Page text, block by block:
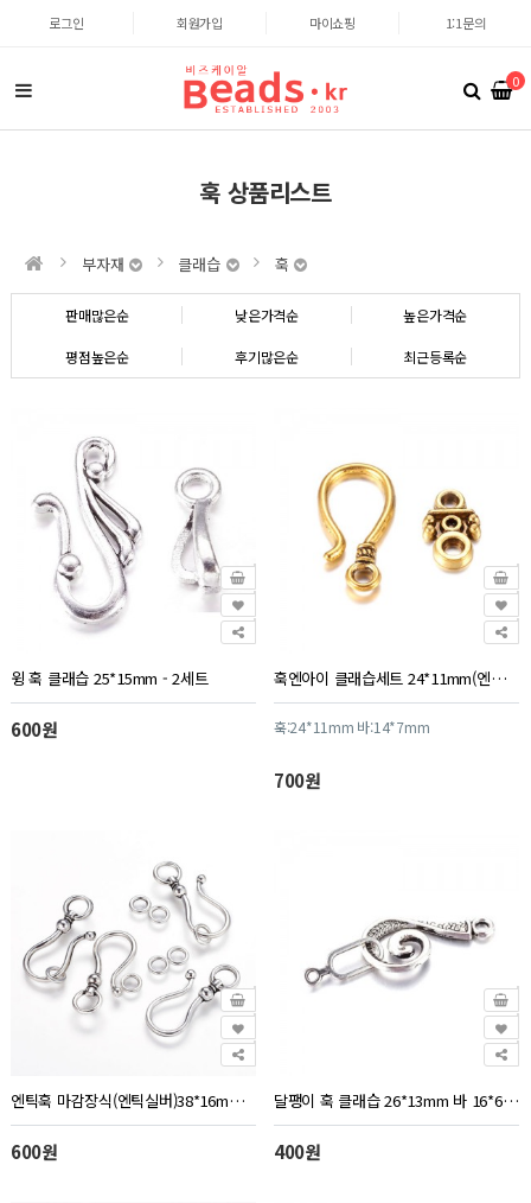
로그인 회원가입 마이쇼핑 1:1문의
0
훅 상품리스트
부자재 클래습 훅
판매많은순 낮은가격순 높은가격순
평점높은순 후기많은순 최근등록순
윙 훅 클래습 25*15mm - 2세트
600원
훅엔아이 클래습세트 24*11mm(엔틱골드) - 1세트
훅:24*11mm 바:14*7mm
700원
엔틱훅 마감장식(엔틱실버)38*16mm - 1세트
600원
달팽이 훅 클래습 26*13mm 바 16*6mm - 1세트
400원